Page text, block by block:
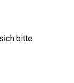
bitte